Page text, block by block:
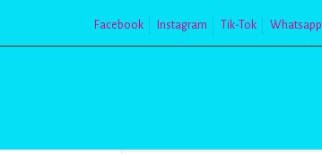
Facebook Instagram Tik-Tok Whatsapp